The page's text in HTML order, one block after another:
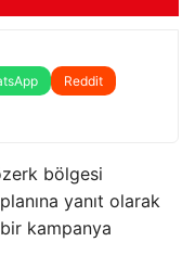
Reddit
bölgesi
yanıt olarak
kampanya